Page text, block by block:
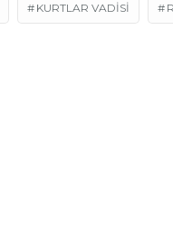
KURTLAR VADISI